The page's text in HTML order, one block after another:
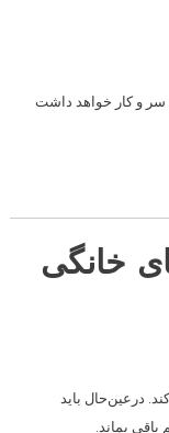
سر و كار خواهد داشت
خانگی
درعین‌حال باید
بماند.